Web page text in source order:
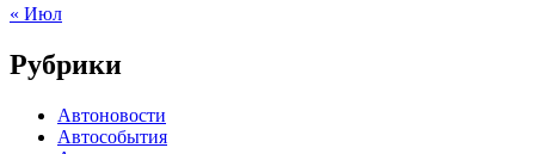
« Июл
Рубрики
Автоновости
Автособытия